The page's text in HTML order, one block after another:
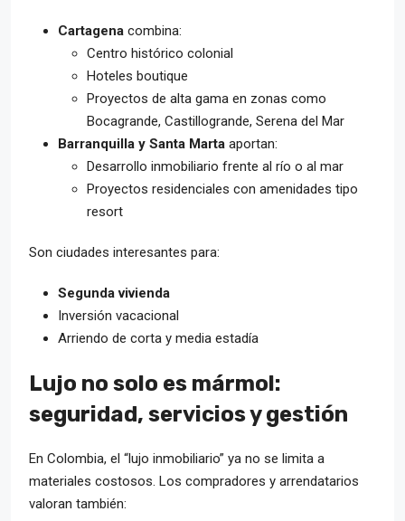
Cartagena combina:
Centro histórico colonial
Hoteles boutique
Proyectos de alta gama en zonas como
Bocagrande, Castillogrande, Serena del Mar
Barranquilla y Santa Marta aportan:
Desarrollo inmobiliario frente al río o al mar
Proyectos residenciales con amenidades tipo
resort
Son ciudades interesantes para:
Segunda vivienda
Inversión vacacional
Arriendo de corta y media estadía
Lujo no solo es mármol:
seguridad, servicios y gestión
En Colombia, el “lujo inmobiliario” ya no se limita a
materiales costosos. Los compradores y arrendatarios
valoran también: